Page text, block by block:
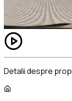
Detalii despre